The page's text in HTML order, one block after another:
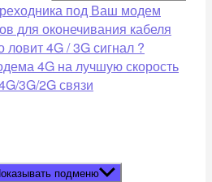
под Ваш модем
для оконечивания кабеля
4G / 3G сигнал ?
4G на лучшую скорость
3G/2G связи
подменю